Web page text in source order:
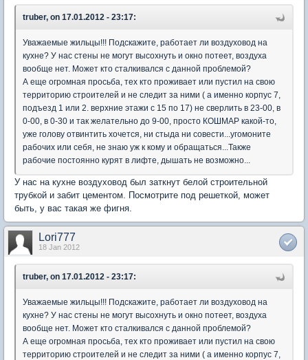
truber, on 17.01.2012 - 23:17:
Уважаемые жильцы!!! Подскажите, работает ли воздуховод на
кухне? У нас стены не могут высохнуть и окно потеет, воздуха
вообще нет. Может кто сталкивался с данной проблемой?
А еще огромная просьба, тех кто проживает или пустил на свою
территорию строителей и не следит за ними ( а именно корпус 7,
подъезд 1 или 2. верхние этажи с 15 по 17) не сверлить в 23-00, в
0-00, в 0-30 и так желательно до 9-00, просто КОШМАР какой-то,
уже голову отвинтить хочется, ни стыда ни совести...угомоните
рабочих или себя, не знаю уж к кому и обращаться...Также
рабочие постоянно курят в лифте, дышать не возможно...
У нас на кухне воздуховод был заткнут белой строительной
трубкой и забит цементом. Посмотрите под решеткой, может
быть, у вас такая же фигня.
Lori777
18 Jan 2012
truber, on 17.01.2012 - 23:17:
Уважаемые жильцы!!! Подскажите, работает ли воздуховод на
кухне? У нас стены не могут высохнуть и окно потеет, воздуха
вообще нет. Может кто сталкивался с данной проблемой?
А еще огромная просьба, тех кто проживает или пустил на свою
территорию строителей и не следит за ними ( а именно корпус 7,